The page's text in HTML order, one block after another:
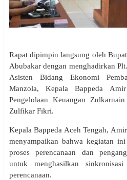
Rapat dipimpin langsung oleh
Abubakar dengan menghadirkan
Asisten Bidang Ekonomi
Manzola, Kepala Bappeda
Pengelolaan Keuangan
Zulfikar Fikri.
Kepala Bappeda Aceh Tengah,
menyampaikan bahwa kegiatan
proses perencanaan dan
untuk menghasilkan
perencanaan.